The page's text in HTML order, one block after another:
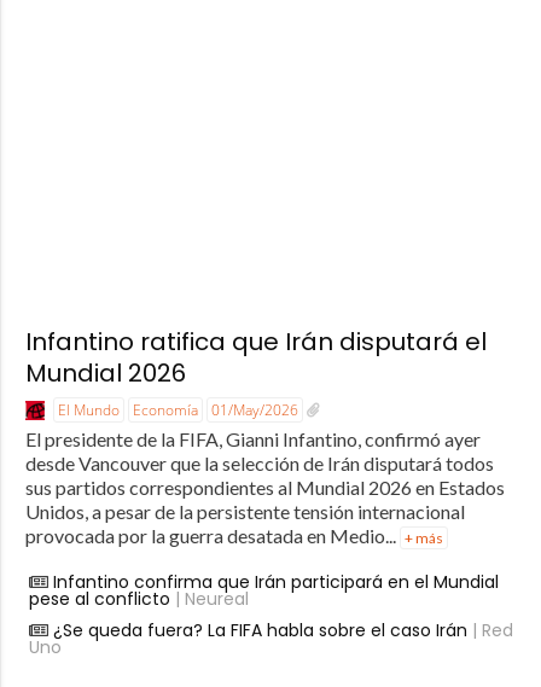
Infantino ratifica que Irán disputará el
Mundial 2026
El Mundo Economía 01/May/2026
El presidente de la FIFA, Gianni Infantino, confirmó ayer
desde Vancouver que la selección de Irán disputará todos
sus partidos correspondientes al Mundial 2026 en Estados
Unidos, a pesar de la persistente tensión internacional
provocada por la guerra desatada en Medio...
+ más
Infantino confirma que Irán participará en el Mundial
pese al conflicto | Neureal
¿Se queda fuera? La FIFA habla sobre el caso Irán | Red
Uno